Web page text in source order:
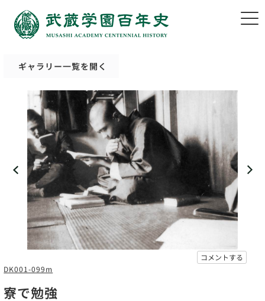
ギャラリー一覧を開く
コメントする
DK001-099m
寮で勉強